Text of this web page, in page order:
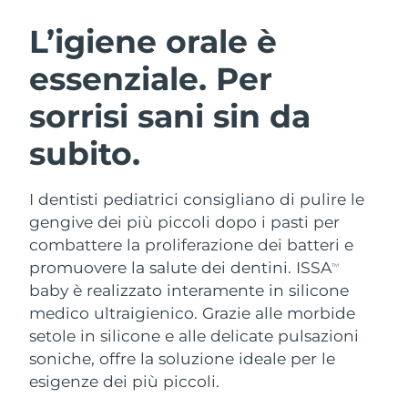
L’igiene orale è
essenziale. Per
sorrisi sani sin da
subito.
I dentisti pediatrici consigliano di pulire le
gengive dei più piccoli dopo i pasti per
combattere la proliferazione dei batteri e
promuovere la salute dei dentini. ISSATM
baby è realizzato interamente in silicone
medico ultraigienico. Grazie alle morbide
setole in silicone e alle delicate pulsazioni
soniche, offre la soluzione ideale per le
esigenze dei più piccoli.
Detersione viso
LUNA™ 4 pacchetto
Anti-aging massage
LUNA™ 4 Plus
Massage, LED heating
LUNA™ 4 Men
For men, anti-aging massage
Lifting viso
BEAR™ 2 pacchetto
Microcurrent toning
BEAR™ 2 go
Microcurrent toning on-the-go
BEAR™ 2 eyes & lips
Microcurrent line smoothing device
Idratazione
UFO™ 3 pacchetto
Deep facial hydration
UFO™ 3 LED
Near-infrared and red light therapy
device
Igiene orale
issa™ 4
Hybrid silicone sonic toothbrush
issa™ 4 plus
Smart hybrid silicone sonic toothbrush
TRATTAMENTI ANTI-AGE FAQ™
Anti-age
NEW
Austria Consegna stimata
Bahrein Consegna stimata
Belgio Consegna stimata
Bermuda
Bosnia ed
Erzegovina
Consegna stimata 8/12/26
Brunei Consegna stimata8/14/26
Bulgaria Consegna stimata 8/9/26
Canada Consegna stimata
Cile